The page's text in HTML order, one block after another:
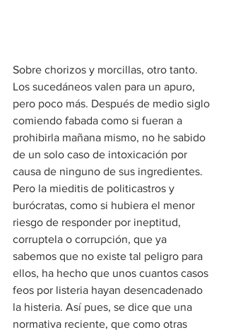
Sobre chorizos y morcillas, otro tanto.
Los sucedáneos valen para un apuro,
pero poco más. Después de medio siglo
comiendo fabada como si fueran a
prohibirla mañana mismo, no he sabido
de un solo caso de intoxicación por
causa de ninguno de sus ingredientes.
Pero la mieditis de politicastros y
burócratas, como si hubiera el menor
riesgo de responder por ineptitud,
corruptela o corrupción, que ya
sabemos que no existe tal peligro para
ellos, ha hecho que unos cuantos casos
feos por listeria hayan desencadenado
la histeria. Así pues, se dice que una
normativa reciente, que como otras